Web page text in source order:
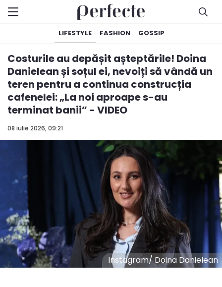
LIFESTYLE FASHION GOSSIP
08 iulie 2026, 09:21
Costurile au depășit așteptările! Doina
Danielean și soțul ei, nevoiți să vândă un
teren pentru a continua construcția
cafenelei: „La noi aproape s-au
terminat banii” - VIDEO
Instagram/Doina Danielean